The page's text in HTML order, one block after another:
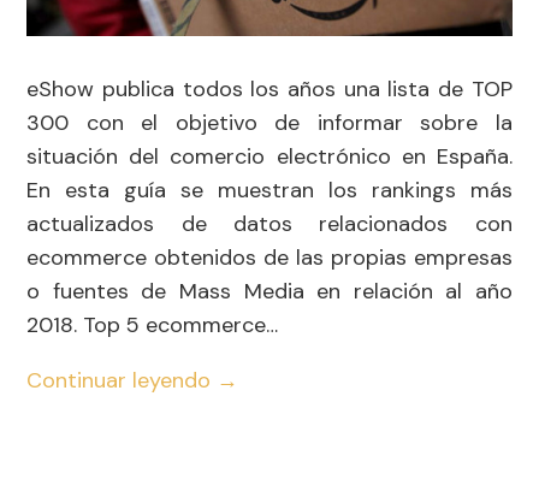
eShow publica todos los años una lista de TOP
300 con el objetivo de informar sobre la
situación del comercio electrónico en España.
En esta guía se muestran los rankings más
actualizados de datos relacionados con
ecommerce obtenidos de las propias empresas
o fuentes de Mass Media en relación al año
2018. Top 5 ecommerce…
Continuar leyendo →